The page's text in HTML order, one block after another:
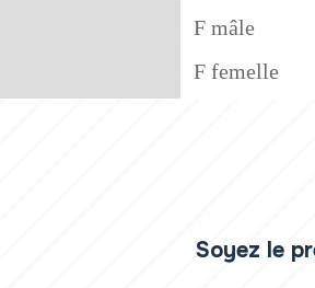
F mâle
F femelle
Soyez le